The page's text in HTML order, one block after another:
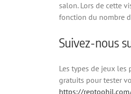
salon. Lors de cette
fonction du nombre
Suivez-nous
Les types de jeux
gratuits pour tester
https://